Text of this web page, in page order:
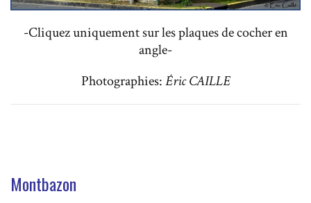
-Cliquez uniquement sur les plaques de cocher en
angle-
Photographies:Éric CAILLE
Montbazon